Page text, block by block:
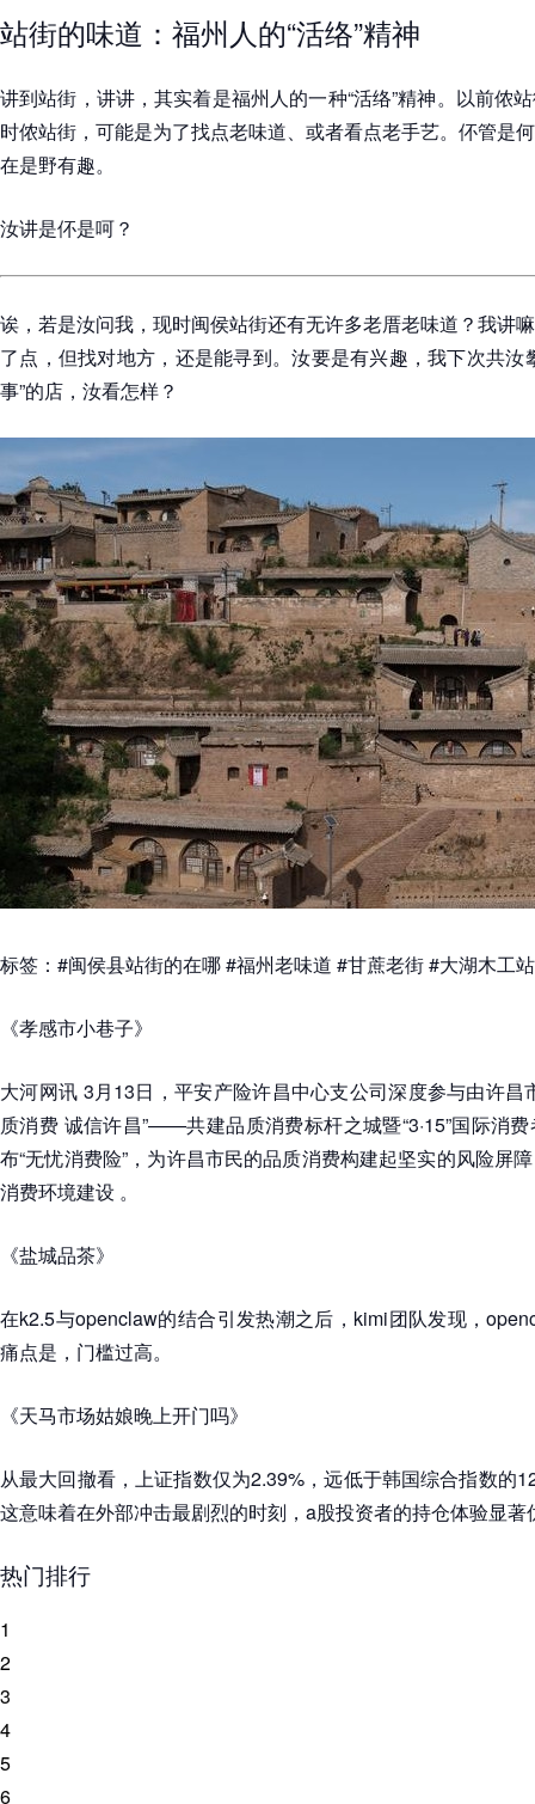
站街的味道：福州人的“活络”精神
讲到站街，讲讲，其实着是福州人的一种“活络”精神。以前侬
时侬站街，可能是为了找点老味道、或者看点老手艺。伓管是
在是野有趣。
汝讲是伓是呵？
诶，若是汝问我，现时闽侯站街还有无许多老厝老味道？我讲
了点，但找对地方，还是能寻到。汝要是有兴趣，我下次共汝
事”的店，汝看怎样？
标签：#闽侯县站街的在哪 #福州老味道 #甘蔗老街 #大湖木工
《孝感市小巷子》
大河网讯 3月13日，平安产险许昌中心支公司深度参与由许昌
质消费 诚信许昌”——共建品质消费标杆之城暨“3·15”国际消
布“无忧消费险”，为许昌市民的品质消费构建起坚实的风险屏
消费环境建设 。
《盐城品茶》
在k2.5与openclaw的结合引发热潮之后，kimi团队发现，
痛点是，门槛过高。
《天马市场姑娘晚上开门吗》
从最大回撤看，上证指数仅为2.39%，远低于韩国综合指数的
这意味着在外部冲击最剧烈的时刻，a股投资者的持仓体验显
热门排行
1
2
3
4
5
6